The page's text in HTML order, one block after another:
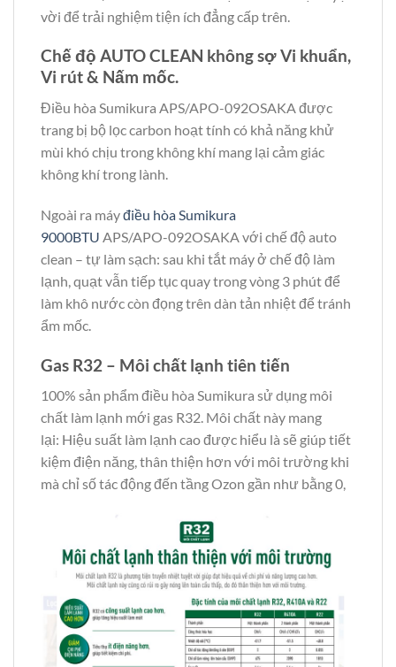
vời để trải nghiệm tiện ích đẳng cấp trên.
Chế độ AUTO CLEAN không sợ Vi khuẩn,
Vi rút & Nấm mốc.
Điều hòa Sumikura APS/APO-092OSAKA được
trang bị bộ lọc carbon hoạt tính có khả năng khử
mùi khó chịu trong không khí mang lại cảm giác
không khí trong lành.
Ngoài ra máyđiều hòa Sumikura
9000BTU APS/APO-092OSAKA với chế độ auto
clean – tự làm sạch: sau khi tắt máy ở chế độ làm
lạnh, quạt vẫn tiếp tục quay trong vòng 3 phút để
làm khô nước còn đọng trên dàn tản nhiệt để tránh
ẩm mốc.
Gas R32 – Môi chất lạnh tiên tiến
100% sản phẩm điều hòa Sumikura sử dụng môi
chất làm lạnh mới gas R32. Môi chất này mang
lại: Hiệu suất làm lạnh cao được hiểu là sẽ giúp tiết
kiệm điện năng, thân thiện hơn với môi trường khi
mà chỉ số tác động đến tầng Ozon gần như bằng 0,